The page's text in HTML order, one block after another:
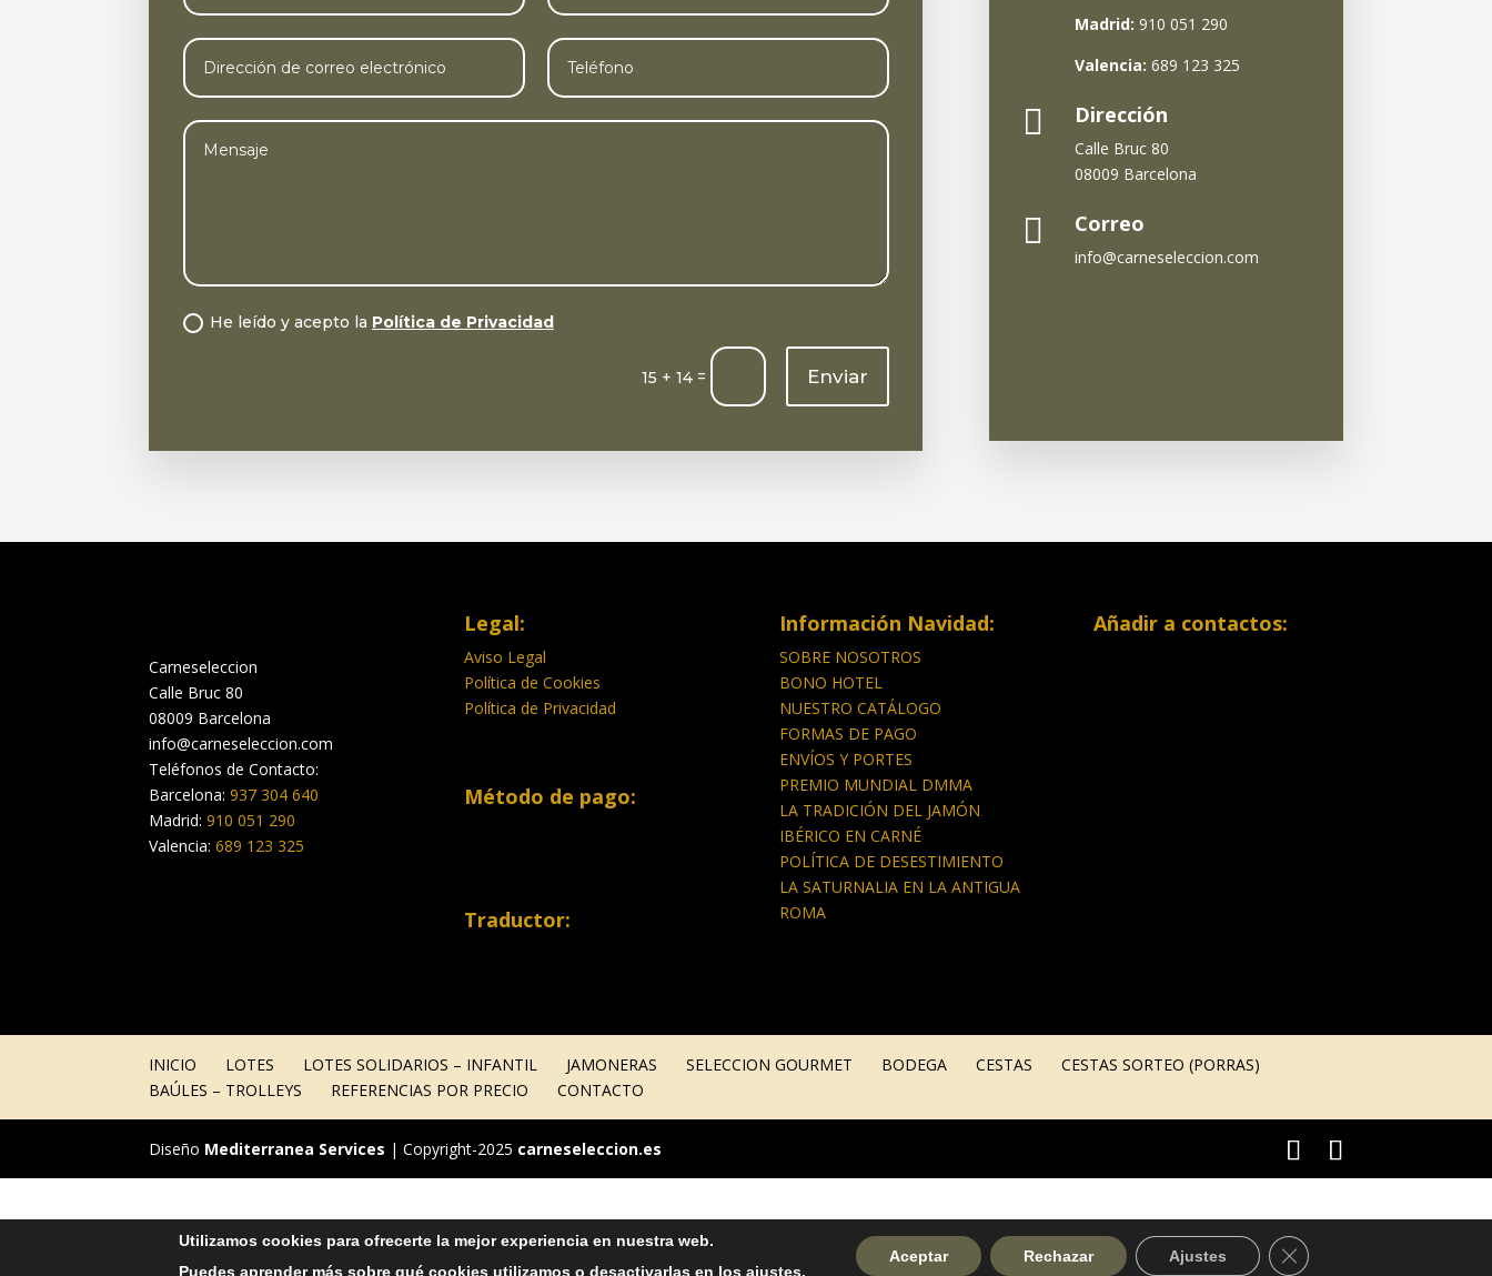
He leído y acepto la Política de Privacidad
15 + 14 = Enviar
Madrid:910 051 290
Valencia: 689 123 325
 Dirección
Calle Bruc 80
08009 Barcelona
 Correo
info@carneseleccion.com
Carneseleccion
Calle Bruc 80
08009 Barcelona
info@carneseleccion.com
Teléfonos de Contacto:
Barcelona:937 304 640
Madrid:910 051 290
Valencia:689 123 325
Legal:
Aviso Legal
Política de Cookies
Política de Privacidad
Método de pago:
Traductor:
Información Navidad:
SOBRE NOSOTROS
BONO HOTEL
NUESTRO CATÁLOGO
FORMAS DE PAGO
ENVÍOS Y PORTES
PREMIO MUNDIAL DMMA
LA TRADICIÓN DEL JAMÓN
IBÉRICO EN CARNÉ
POLÍTICA DE DESESTIMIENTO
LA SATURNALIA EN LA ANTIGUA
ROMA
Añadir a contactos:
INICIO LOTES LOTES SOLIDARIOS – INFANTIL JAMONERAS SELECCION GOURMET BODEGA CESTAS
CESTAS SORTEO (PORRAS)
BAÚLES – TROLLEYS
REFERENCIAS POR PRECIO CONTACTO
Diseño Mediterranea Services | Copyright-2025 carneseleccion.es
Utilizamos cookies para ofrecerte la mejor experiencia en nuestra web.
Puedes aprender más sobre qué cookies utilizamos o desactivarlas en losajustes.
Aceptar Rechazar Ajustes Cerrar el banner de cookies